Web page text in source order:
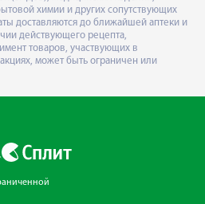
химии и других сопутствующих
доставляются до ближайшей аптеки и
действующего рецепта,
товаров, участвующих в
может быть ограничен или